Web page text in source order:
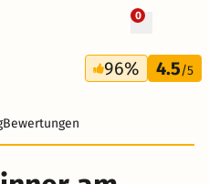
0
2 Tage
115 €
96% 4.5/5
Bewertungen